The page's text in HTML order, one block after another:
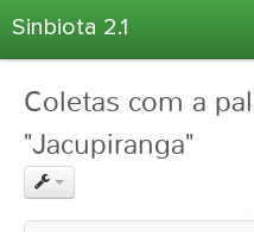
Sinbiota 2.1
Informações Ambientais
Coletas
Projetos
Unidades Depositárias
Coletas com a
"Jacupiranga"